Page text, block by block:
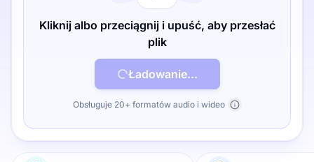
Kliknij albo przeciągnij i upuść, aby przesłać
plik
Ładowanie...
Obsługuje 20+ formatów audio i wideo